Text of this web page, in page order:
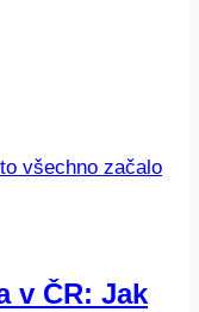
v ČR: Jak